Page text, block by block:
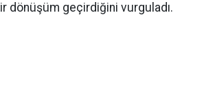
dönüşüm geçirdiğini vurguladı.